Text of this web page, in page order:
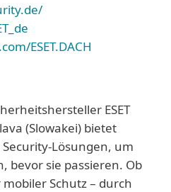
ESET.DACH
ESET
(Slowakei) bietet
Lösungen, um
bevor sie passieren. Ob
Schutz – durch